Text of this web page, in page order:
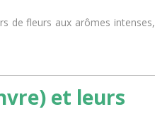
de fleurs aux arômes intenses,
et leurs